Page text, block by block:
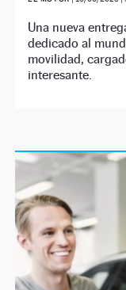
Una nueva
dedicado al
movilidad,
interesante.